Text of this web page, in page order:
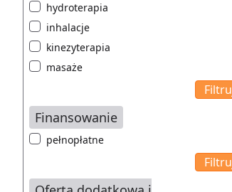
hydroterapia
inhalacje
kinezyterapia
masaże
Finansowanie
pełnopłatne